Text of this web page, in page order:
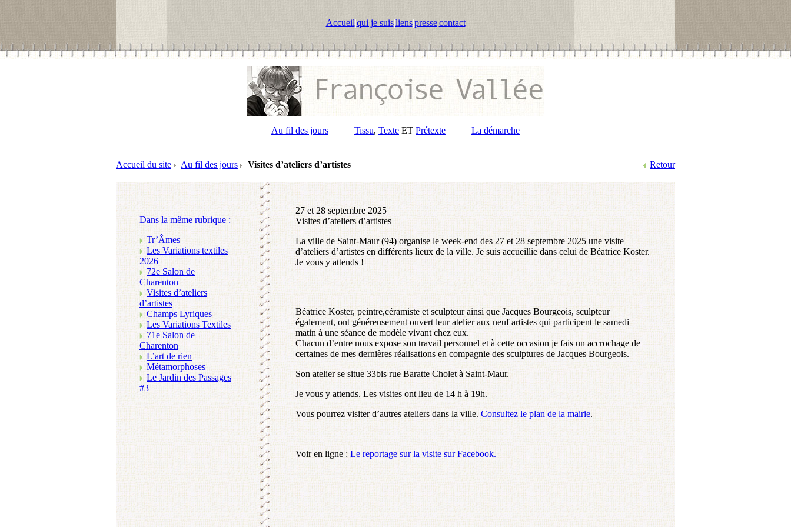
Accueil|qui je suis|liens|presse|contact
Au fil des jours Tissu, Texte ET Prétexte La démarche
Accueil du site Au fil des jours Visites d’ateliers d’artistes Retour
Dans la même rubrique :
Tr’Âmes
Les Variations textiles
2026
72e Salon de
Charenton
Visites d’ateliers
d’artistes
Champs Lyriques
Les Variations Textiles
71e Salon de
Charenton
L’art de rien
Métamorphoses
Le Jardin des Passages
#3
27 et 28 septembre 2025
Visites d’ateliers d’artistes
La ville de Saint-Maur (94) organise le week-end des 27 et 28 septembre 2025 une visite
d’ateliers d’artistes en différents lieux de la ville. Je suis accueillie dans celui de Béatrice Koster.
Je vous y attends !
Béatrice Koster, peintre,céramiste et sculpteur ainsi que Jacques Bourgeois, sculpteur
également, ont généreusement ouvert leur atelier aux neuf artistes qui participent le samedi
matin à une séance de modèle vivant chez eux.
Chacun d’entre nous expose son travail personnel et à cette occasion je fais un accrochage de
certaines de mes dernières réalisations en compagnie des sculptures de Jacques Bourgeois.
Son atelier se situe 33bis rue Baratte Cholet à Saint-Maur.
Je vous y attends. Les visites ont lieu de 14 h à 19h.
Vous pourrez visiter d’autres ateliers dans la ville. Consultez le plan de la mairie.
Voir en ligne : Le reportage sur la visite sur Facebook.